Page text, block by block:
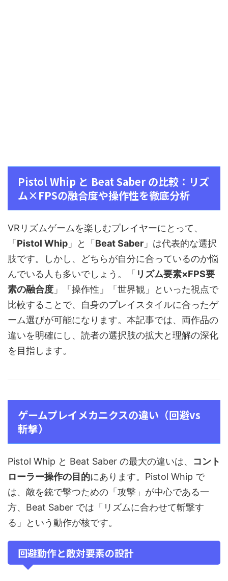
Pistol Whip と Beat Saber の比較：リズ
ム×FPSの融合度や操作性を徹底分析
VRリズムゲームを楽しむプレイヤーにとって、
「 Pistol Whip 」と「 Beat Saber 」は代表的な選択
肢です。しかし、どちらが自分に合っているのか悩
んでいる人も多いでしょう。「 リズム要素×FPS要
素の融合度 」「操作性」「世界観」といった視点で
比較することで、自身のプレイスタイルに合ったゲ
ーム選びが可能になります。本記事では、両作品の
違いを明確にし、読者の選択肢の拡大と理解の深化
を目指します。
ゲームプレイメカニクスの違い（回避vs
斬撃）
Pistol Whip と Beat Saber の最大の違いは、 コント
ローラー操作の目的にあります。Pistol Whip で
は、敵を銃で撃つための「攻撃」が中心である一
方、Beat Saber では「リズムに合わせて斬撃す
る」という動作が核です。
回避動作と敵対要素の設計